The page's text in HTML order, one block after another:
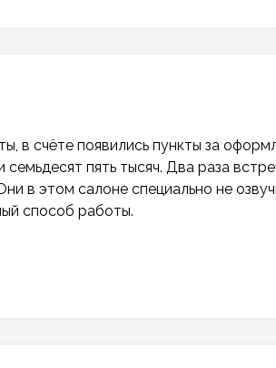
в счёте появились пункты за
пять тысяч. Два раза
в этом салоне специально не
способ работы.